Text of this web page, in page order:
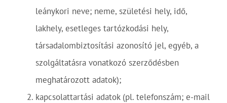
leánykori neve; neme, születési hely, idő,
lakhely, esetleges tartózkodási hely,
társadalombiztosítási azonosító jel, egyéb, a
szolgáltatásra vonatkozó szerződésben
meghatározott adatok);
kapcsolattartási adatok (pl. telefonszám; e-mail